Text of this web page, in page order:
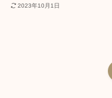
2023年10月1日